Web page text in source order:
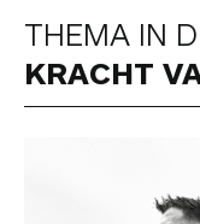
THEMA IN
KRACHT